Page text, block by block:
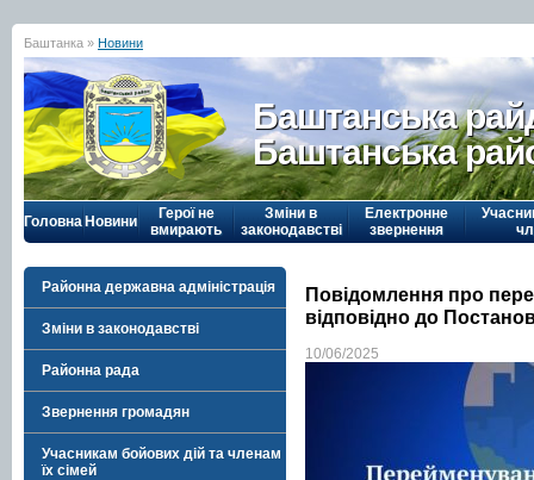
Баштанка » Новини
Баштанська
Баштанська
Головна Новини
Герої не
вмирають
Зміни в
законодавстві
Електронне
звернення
Районна державна адміністрація
Зміни в законодавстві
Районна рада
Звернення громадян
Учасникам бойових дій та членам
їх сімей
Повідомлення про
відповідно до
10/06/2025